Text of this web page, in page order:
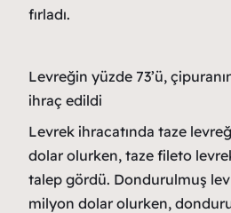
fırladı.
Levreğin yüzde 73’ü,
ihraç edildi
Levrek ihracatında taze
dolar olurken, taze fileto
talep gördü. Dondurulmuş
milyon dolar olurken,